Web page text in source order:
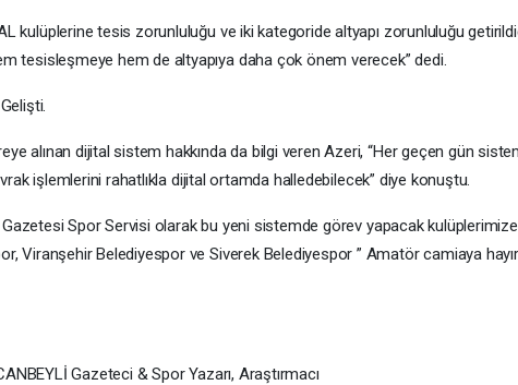
kulüplerine tesis zorunluluğu ve iki kategoride altyapı zorunluluğu
tesisleşmeye hem de altyapıya daha çok önem verecek” dedi.
alınan dijital sistem hakkında da bilgi veren Azeri, “Her geçen gün
işlemlerini rahatlıkla dijital ortamda halledebilecek” diye konuştu.
Spor Servisi olarak bu yeni sistemde görev yapacak kulüplerimize
Viranşehir Belediyespor ve Siverek Belediyespor ” Amatör camiaya
Gazeteci & Spor Yazarı, Araştırmacı